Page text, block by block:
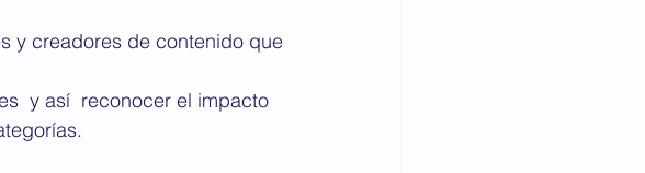
y creadores de contenido que
y así  reconocer el impacto